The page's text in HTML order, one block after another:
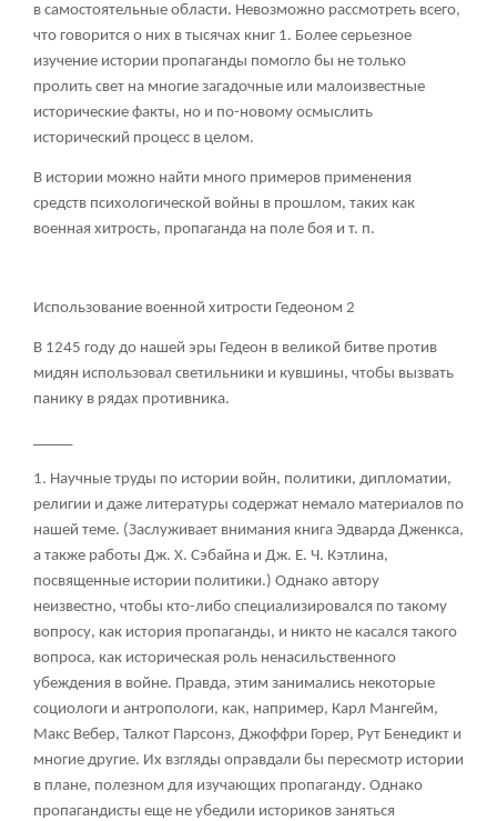
в самостоятельные области. Невозможно рассмотреть всего,
что говорится о них в тысячах книг 1. Более серьезное
изучение истории пропаганды помогло бы не только
пролить свет на многие загадочные или малоизвестные
исторические факты, но и по-новому осмыслить
исторический процесс в целом.
В истории можно найти много примеров применения
средств психологической войны в прошлом, таких как
военная хитрость, пропаганда на поле боя и т. п.
Использование военной хитрости Гедеоном 2
В 1245 году до нашей эры Гедеон в великой битве против
мидян использовал светильники и кувшины, чтобы вызвать
панику в рядах противника.
1. Научные труды по истории войн, политики, дипломатии,
религии и даже литературы содержат немало материалов по
нашей теме. (Заслуживает внимания книга Эдварда Дженкса,
а также работы Дж. X. Сэбайна и Дж. Е. Ч. Кэтлина,
посвященные истории политики.) Однако автору
неизвестно, чтобы кто-либо специализировался по такому
вопросу, как история пропаганды, и никто не касался такого
вопроса, как историческая роль ненасильственного
убеждения в войне. Правда, этим занимались некоторые
социологи и антропологи, как, например, Карл Мангейм,
Макс Вебер, Талкот Парсонз, Джоффри Горер, Рут Бенедикт и
многие другие. Их взгляды оправдали бы пересмотр истории
в плане, полезном для изучающих пропаганду. Однако
пропагандисты еще не убедили историков заняться